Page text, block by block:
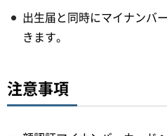
出生届と同時にマイナンバ
きます。
注意事項